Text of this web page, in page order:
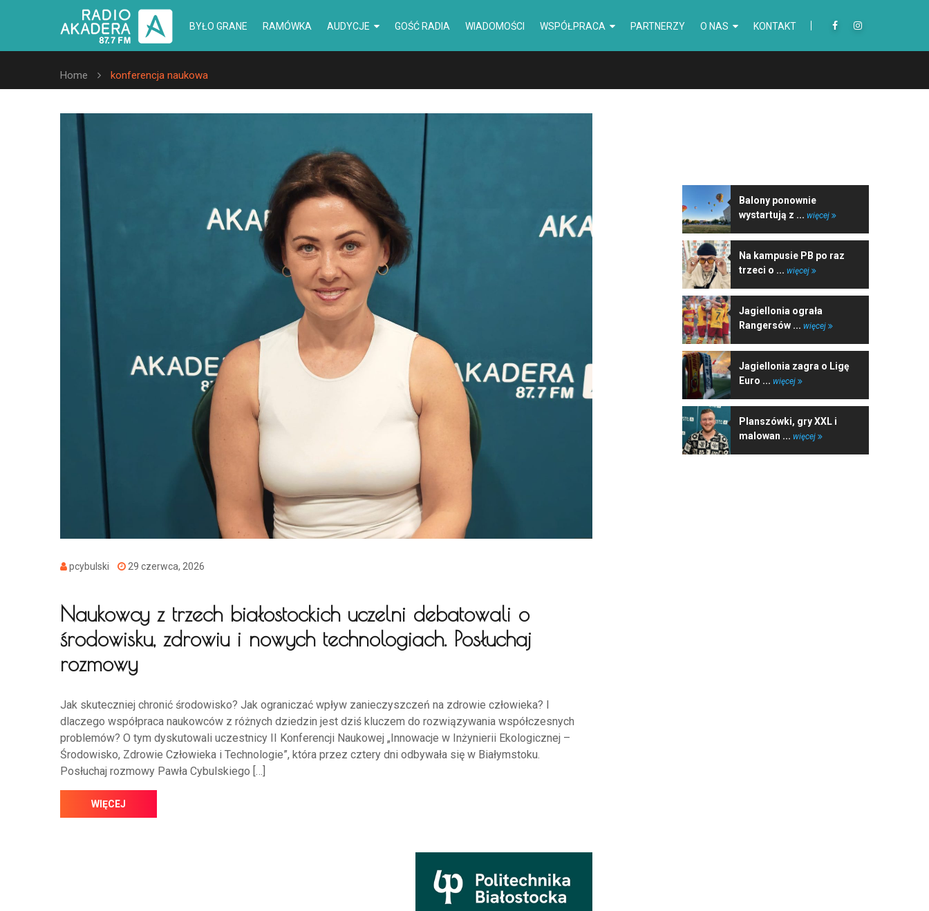
BYŁO GRANE RAMÓWKA AUDYCJE GOŚĆ RADIA WIADOMOŚCI WSPÓŁPRACA PARTNERZY O NAS KONTAKT
Home konferencja naukowa
pcybulski 29 czerwca, 2026
Naukowcy z trzech białostockich uczelni debatowali o
środowisku, zdrowiu i nowych technologiach. Posłuchaj
rozmowy
Jak skuteczniej chronić środowisko? Jak ograniczać wpływ zanieczyszczeń na zdrowie człowieka? I
dlaczego współpraca naukowców z różnych dziedzin jest dziś kluczem do rozwiązywania współczesnych
problemów? O tym dyskutowali uczestnicy II Konferencji Naukowej „Innowacje w Inżynierii Ekologicznej –
Środowisko, Zdrowie Człowieka i Technologie”, która przez cztery dni odbywała się w Białymstoku.
Posłuchaj rozmowy Pawła Cybulskiego […]
WIĘCEJ
Balony ponownie
wystartują z ... więcej
Na kampusie PB po raz
trzeci o ... więcej
Jagiellonia ograła
Rangersów ... więcej
Jagiellonia zagra o Ligę
Euro ... więcej
Planszówki, gry XXL i
malowan ... więcej